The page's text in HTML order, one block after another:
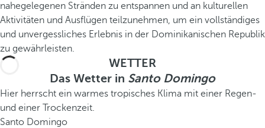
nahegelegenen Stränden zu entspannen und an kulturellen
Aktivitäten und Ausflügen teilzunehmen, um ein vollständiges
und unvergessliches Erlebnis in der Dominikanischen Republik
zu gewährleisten.
WETTER
Das Wetter in Santo Domingo
Hier herrscht ein warmes tropisches Klima mit einer Regen-
und einer Trockenzeit.
Santo Domingo